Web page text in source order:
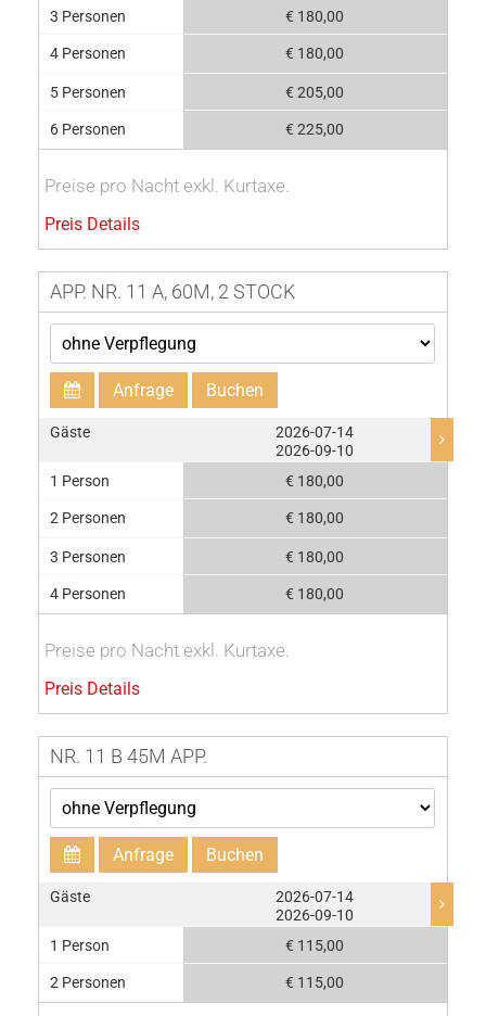
3 Personen
4 Personen
5 Personen
6 Personen
€ 180,00
€ 180,00
€ 205,00
€ 225,00
Preise pro Nacht exkl. Kurtaxe.
Preis Details
APP. NR. 11 A, 60M, 2 STOCK
Anfrage Buchen
Gäste
1 Person
2 Personen
3 Personen
4 Personen
2026-07-14
2026-09-10
€ 180,00
€ 180,00
€ 180,00
€ 180,00
Preise pro Nacht exkl. Kurtaxe.
Preis Details
NR. 11 B 45M APP.
Anfrage Buchen
Gäste
1 Person
2 Personen
2026-07-14
2026-09-10
€ 115,00
€ 115,00